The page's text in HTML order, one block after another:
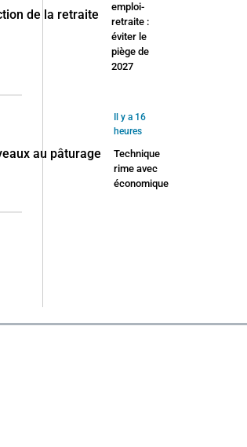
emploi-
retraite :
éviter le
piège de
2027
Il y a 16
heures
Technique
rime avec
économique